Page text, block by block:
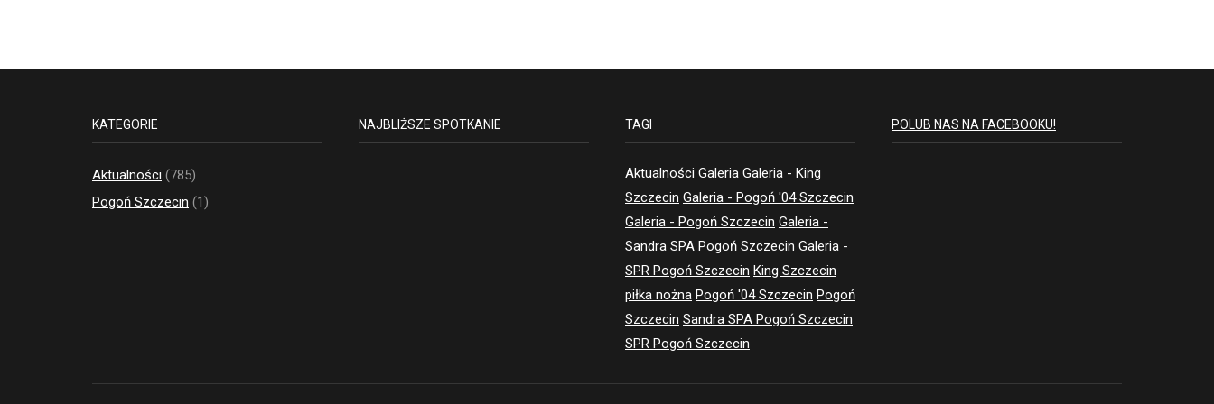
KATEGORIE
Aktualności (785)
Pogoń Szczecin (1)
NAJBLIŻSZE SPOTKANIE TAGI
Aktualności Galeria Galeria - King
Szczecin Galeria - Pogoń '04 Szczecin
Galeria - Pogoń Szczecin Galeria -
Sandra SPA Pogoń Szczecin Galeria -
SPR Pogoń Szczecin King Szczecin
piłka nożna Pogoń '04 Szczecin Pogoń
Szczecin Sandra SPA Pogoń Szczecin
SPR Pogoń Szczecin
POLUB NAS NA FACEBOOKU!